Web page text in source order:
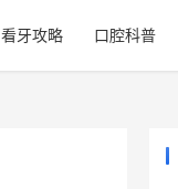
看牙攻略 口腔科普